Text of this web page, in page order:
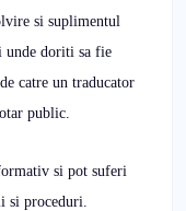
si suplimentul
unde doriti sa fie
catre un traducator
public.
si pot suferi
proceduri.